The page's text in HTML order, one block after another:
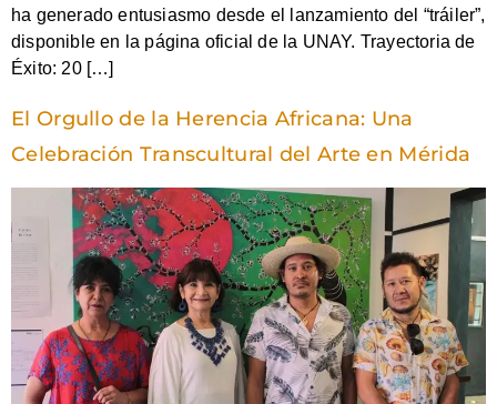
ha generado entusiasmo desde el lanzamiento del “tráiler”,
disponible en la página oficial de la UNAY. Trayectoria de
Éxito: 20 […]
El Orgullo de la Herencia Africana: Una
Celebración Transcultural del Arte en Mérida